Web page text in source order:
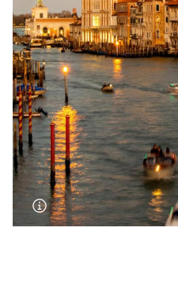
Untermenü
Untermenü
Untermenü
Untermenü
Untermenü
Untermenü